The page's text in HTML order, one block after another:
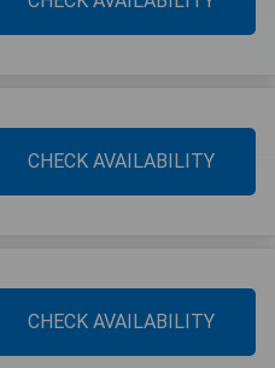
CHECK AVAILABILITY
CHECK AVAILABILITY